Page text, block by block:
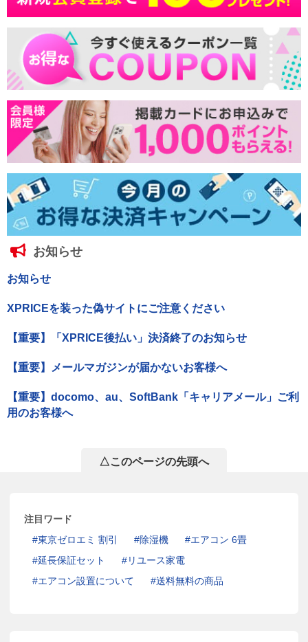
お知らせ
お知らせ
XPRICEを装った偽サイトにご注意ください
【重要】「XPRICE後払い」決済終了のお知らせ
【重要】メールマガジンが届かないお客様へ
【重要】docomo、au、SoftBank「キャリアメール」ご利
用のお客様へ
△このページの先頭へ
注目ワード
東京ゼロエミ 割引
除湿機
エアコン 6畳
延長保証セット
リユース家電
エアコン設置について
送料無料の商品